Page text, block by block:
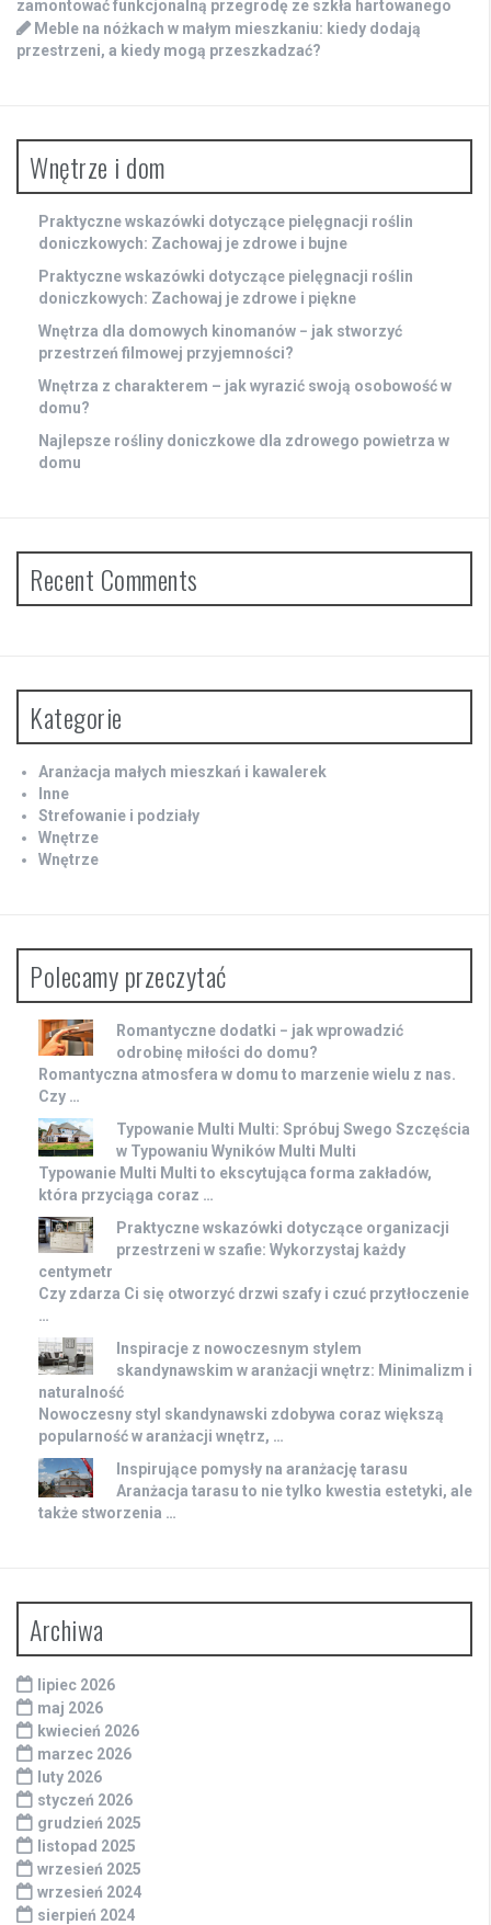
zamontować funkcjonalną przegrodę ze szkła hartowanego
Meble na nóżkach w małym mieszkaniu: kiedy dodają
przestrzeni, a kiedy mogą przeszkadzać?
Wnętrze i dom
Praktyczne wskazówki dotyczące pielęgnacji roślin
doniczkowych: Zachowaj je zdrowe i bujne
Praktyczne wskazówki dotyczące pielęgnacji roślin
doniczkowych: Zachowaj je zdrowe i piękne
Wnętrza dla domowych kinomanów − jak stworzyć
przestrzeń filmowej przyjemności?
Wnętrza z charakterem – jak wyrazić swoją osobowość w
domu?
Najlepsze rośliny doniczkowe dla zdrowego powietrza w
domu
Recent Comments
Kategorie
Aranżacja małych mieszkań i kawalerek
Inne
Strefowanie i podziały
Wnętrze
Wnętrze
Polecamy przeczytać
Romantyczne dodatki − jak wprowadzić
odrobinę miłości do domu?
Romantyczna atmosfera w domu to marzenie wielu z nas.
Czy …
Typowanie Multi Multi: Spróbuj Swego Szczęścia
w Typowaniu Wyników Multi Multi
Typowanie Multi Multi to ekscytująca forma zakładów,
która przyciąga coraz …
Praktyczne wskazówki dotyczące organizacji
przestrzeni w szafie: Wykorzystaj każdy
centymetr
Czy zdarza Ci się otworzyć drzwi szafy i czuć przytłoczenie
…
Inspiracje z nowoczesnym stylem
skandynawskim w aranżacji wnętrz: Minimalizm i
naturalność
Nowoczesny styl skandynawski zdobywa coraz większą
popularność w aranżacji wnętrz, …
Inspirujące pomysły na aranżację tarasu
Aranżacja tarasu to nie tylko kwestia estetyki, ale
także stworzenia …
Archiwa
lipiec 2026
maj 2026
kwiecień 2026
marzec 2026
luty 2026
styczeń 2026
grudzień 2025
listopad 2025
wrzesień 2025
wrzesień 2024
sierpień 2024